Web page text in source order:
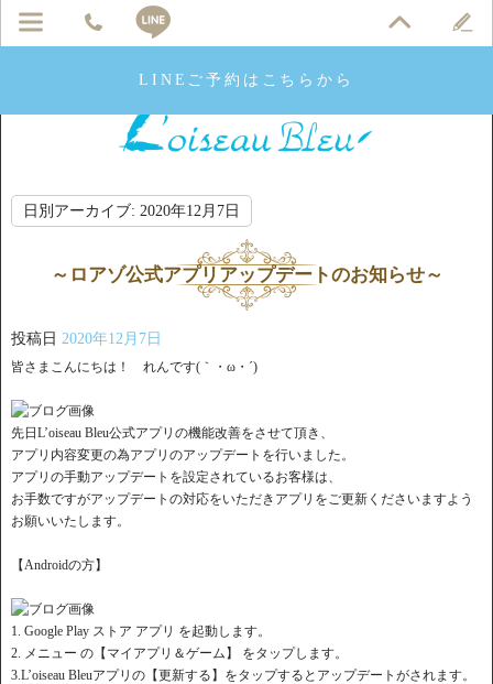
LINEご予約はこちらから
日別アーカイブ: 2020年12月7日
～ロアゾ公式アプリアップデートのお知らせ～
投稿日 2020年12月7日
皆さまこんにちは！ れんです(｀・ω・´)ゞ
先日L’oiseau Bleu公式アプリの機能改善をさせて頂き、
アプリ内容変更の為アプリのアップデートを行いました。
アプリの手動アップデートを設定されているお客様は、
お手数ですがアップデートの対応をいただきアプリをご更新くださいますよう
お願いいたします。
【Androidの方】
1. Google Play ストア アプリ を起動します。
2. メニュー の【マイアプリ＆ゲーム】 をタップします。
3.L’oiseau Bleuアプリの【更新する】をタップするとアップデートがされます。